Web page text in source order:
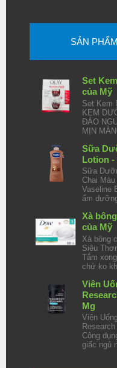
SẢN
Set
của Mỹ
Set Kem
KEM
ĐẢO
MỊN
Sữa
Lotion -
Sữa
Chai
Vaseline
ẩm
Xà
của Mỹ
Xà bông
Siêu
Tắm
chứ ko
Viên
Mg
Viên
Công
giấc ngủ